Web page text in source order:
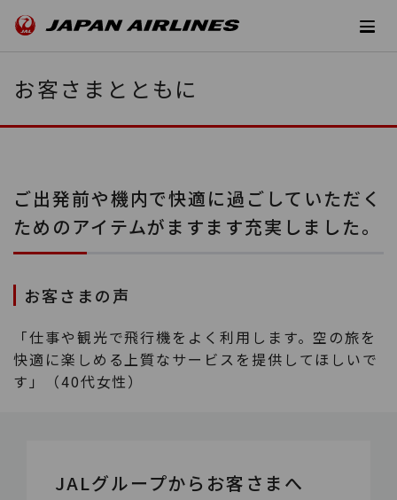
お客さまとともに
ご出発前や機内で快適に過ごしていただく
ためのアイテムがますます充実しました。
お客さまの声
「仕事や観光で飛行機をよく利用します。空の旅を
快適に楽しめる上質なサービスを提供してほしいで
す」（40代女性）
JALグループからお客さまへ